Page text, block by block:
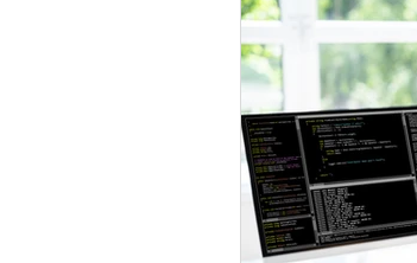
Allgemeine
IT-Projektvertrag